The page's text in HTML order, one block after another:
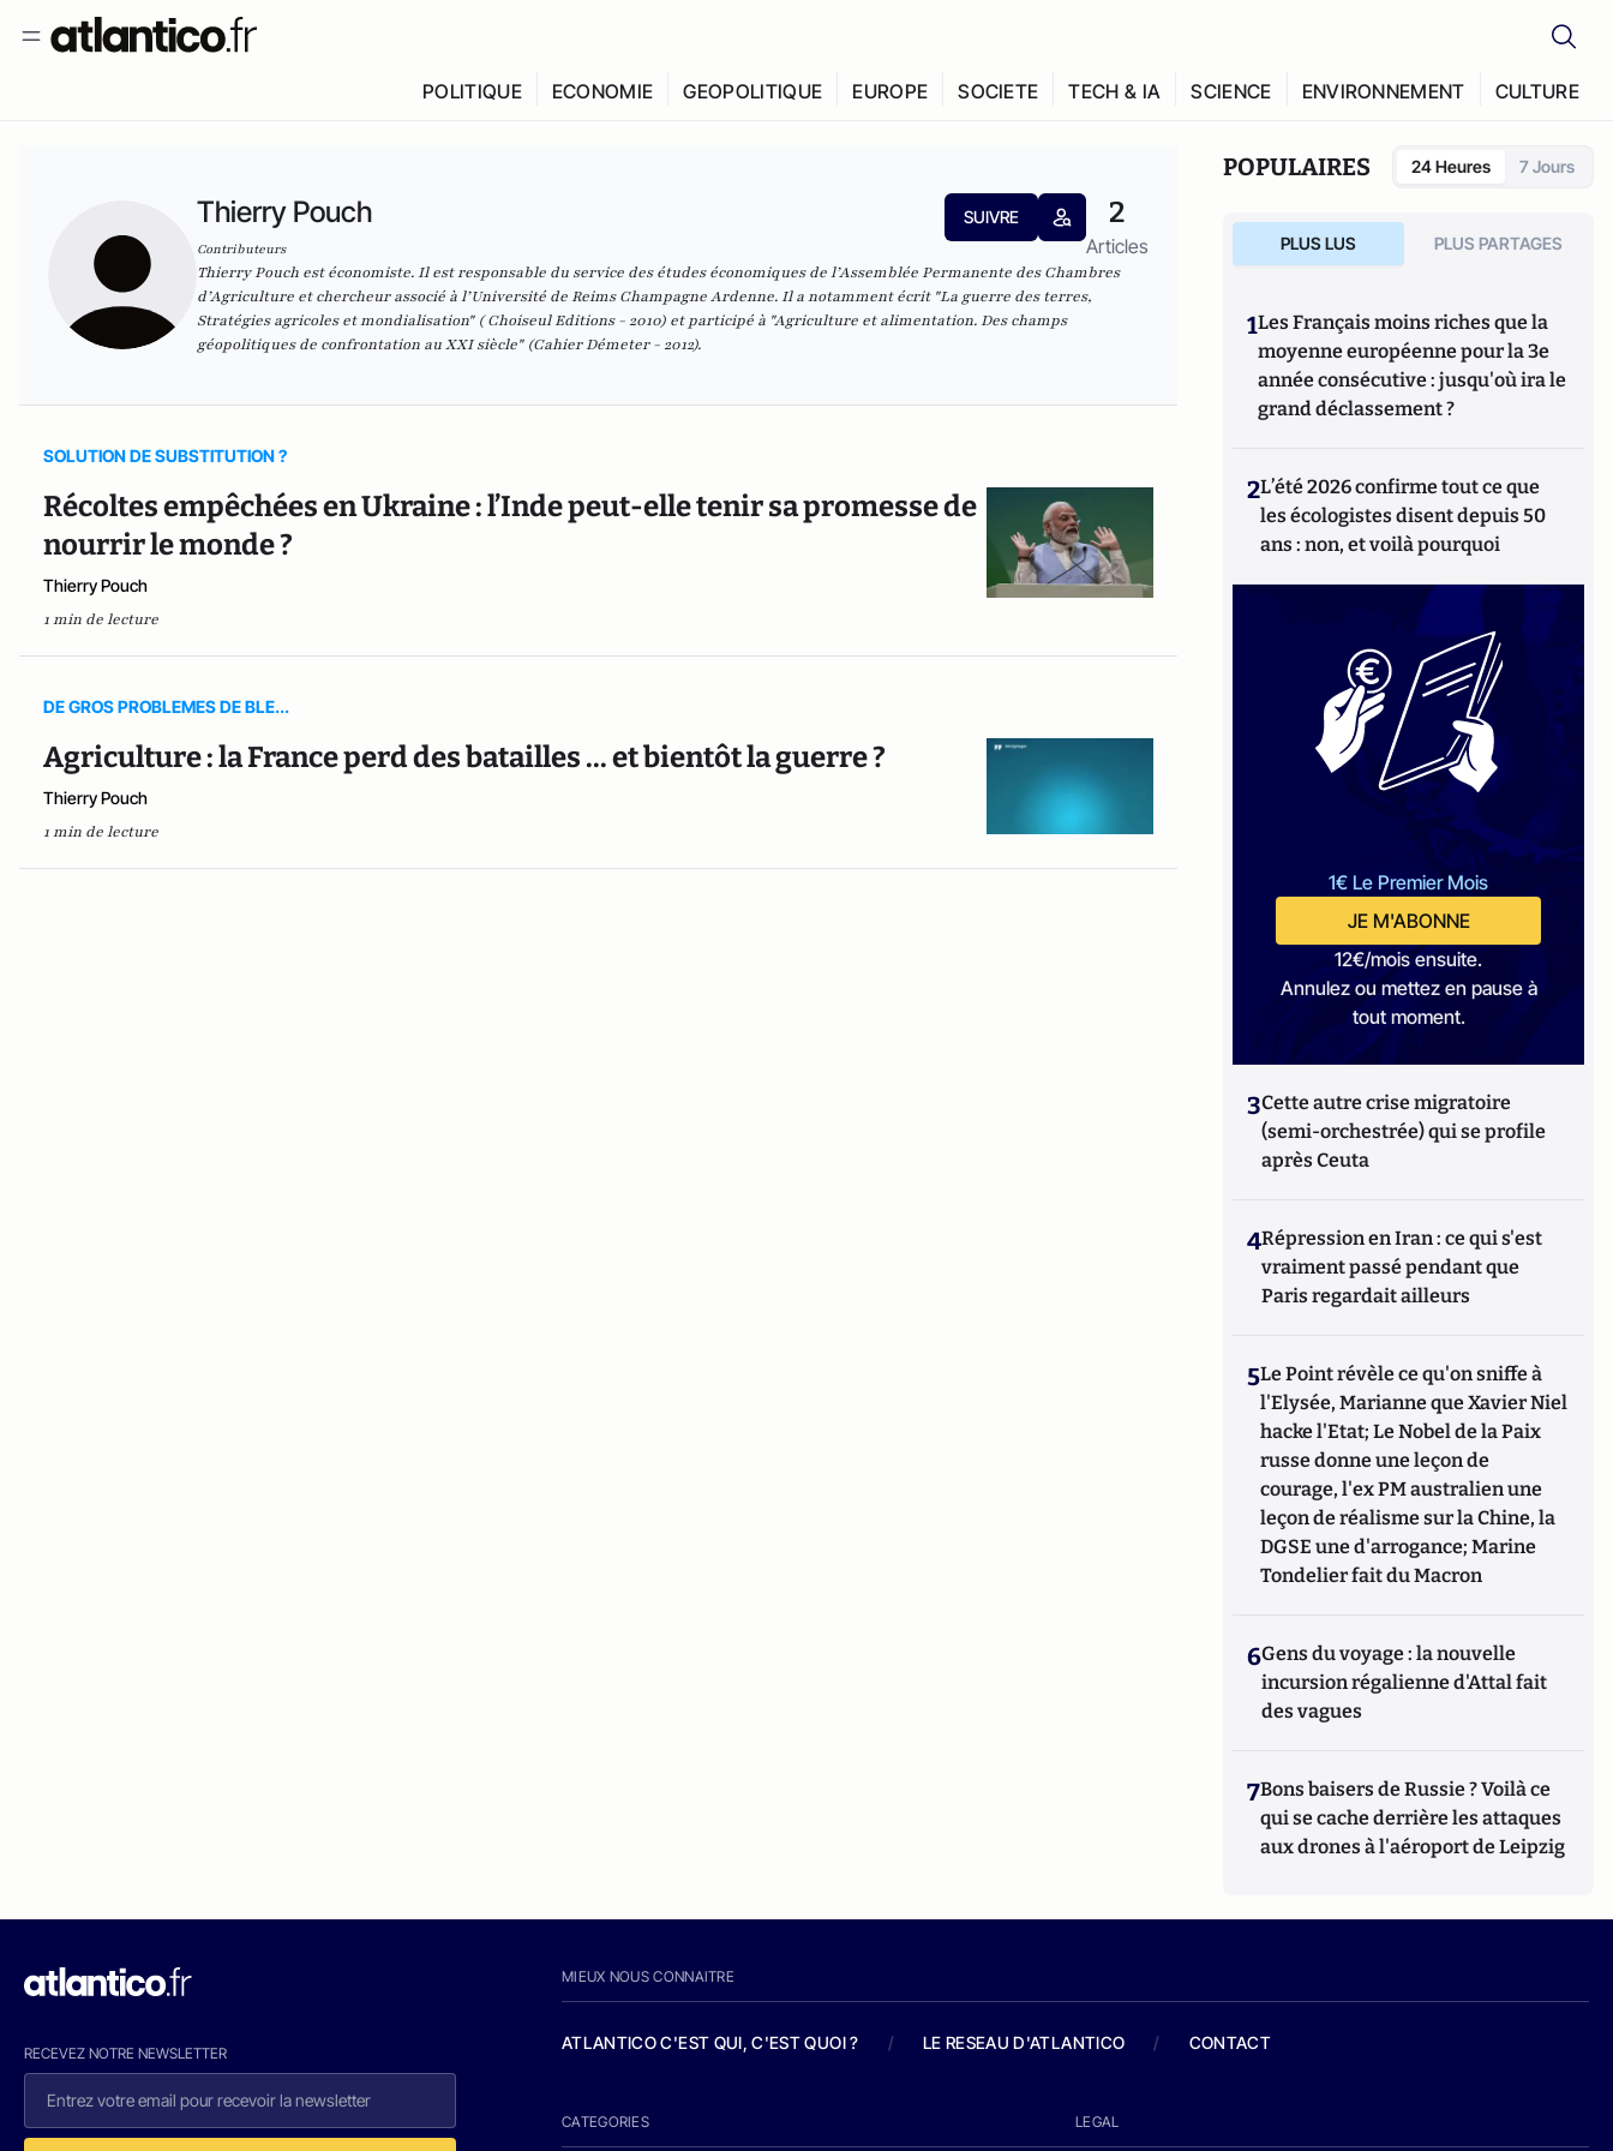
POLITIQUE ECONOMIE GEOPOLITIQUE EUROPE SOCIETE TECH & IA SCIENCE ENVIRONNEMENT CULTURE
Thierry Pouch
Contributeurs
SUIVRE 2
Articles
Thierry Pouch est économiste. Il est responsable du service des études économiques de l’Assemblée Permanente des Chambres
d’Agriculture et chercheur associé à l’Université de Reims Champagne Ardenne. Il a notamment écrit "La guerre des terres,
Stratégies agricoles et mondialisation" ( Choiseul Editions - 2010) et participé à "Agriculture et alimentation. Des champs
géopolitiques de confrontation au XXI siècle" (Cahier Démeter - 2012).
SOLUTION DE SUBSTITUTION ?
Récoltes empêchées en Ukraine : l’Inde peut-elle tenir sa promesse de
nourrir le monde ?
Thierry Pouch
1 min de lecture
DE GROS PROBLEMES DE BLE...
Agriculture : la France perd des batailles ... et bientôt la guerre ?
Thierry Pouch
1 min de lecture
POPULAIRES 24 Heures 7 Jours
PLUS LUS PLUS PARTAGES
1Les Français moins riches que la
moyenne européenne pour la 3e
année consécutive : jusqu'où ira le
grand déclassement ?
2L’été 2026 confirme tout ce que
les écologistes disent depuis 50
ans : non, et voilà pourquoi
1€ Le Premier Mois
JE M'ABONNE
12€/mois ensuite.
Annulez ou mettez en pause à
tout moment.
3Cette autre crise migratoire
(semi-orchestrée) qui se profile
après Ceuta
4Répression en Iran : ce qui s'est
vraiment passé pendant que
Paris regardait ailleurs
5Le Point révèle ce qu'on sniffe à
l'Elysée, Marianne que Xavier Niel
hacke l'Etat; Le Nobel de la Paix
russe donne une leçon de
courage, l'ex PM australien une
leçon de réalisme sur la Chine, la
DGSE une d'arrogance; Marine
Tondelier fait du Macron
6Gens du voyage : la nouvelle
incursion régalienne d'Attal fait
des vagues
7Bons baisers de Russie ? Voilà ce
qui se cache derrière les attaques
aux drones à l'aéroport de Leipzig
RECEVEZ NOTRE NEWSLETTER
MIEUX NOUS CONNAITRE
ATLANTICO C'EST QUI, C'EST QUOI ? / LE RESEAU D'ATLANTICO / CONTACT
CATEGORIES LEGAL